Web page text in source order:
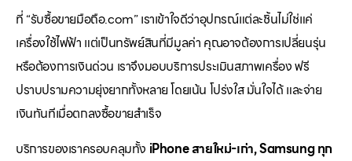
ที่ “รับซื้อขายมือถือ.com” เราเข้าใจดีว่าอุปกรณ์แต่ละชิ้นไม่ใช่แค่
เครื่องใช้ไฟฟ้า แต่เป็นทรัพย์สินที่มีมูลค่า คุณอาจต้องการเปลี่ยนรุ่น
หรือต้องการเงินด่วน เราจึงมอบบริการประเมินสภาพเครื่อง ฟรี
ปราบปรามความยุ่งยากทั้งหลาย โดยเน้น โปร่งใส มั่นใจได้ และจ่าย
เงินทันทีเมื่อตกลงซื้อขายสำเร็จ
บริการของเราครอบคลุมทั้ง iPhone สายใหม่-เก่า, Samsung ทุก